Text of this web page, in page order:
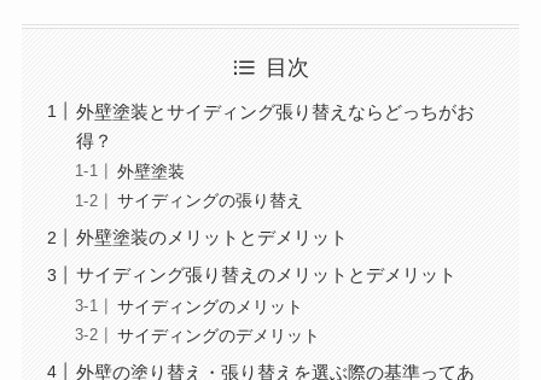
目次
外壁塗装とサイディング張り替えならどっちがお
得？
外壁塗装
サイディングの張り替え
外壁塗装のメリットとデメリット
サイディング張り替えのメリットとデメリット
サイディングのメリット
サイディングのデメリット
外壁の塗り替え・張り替えを選ぶ際の基準ってあ